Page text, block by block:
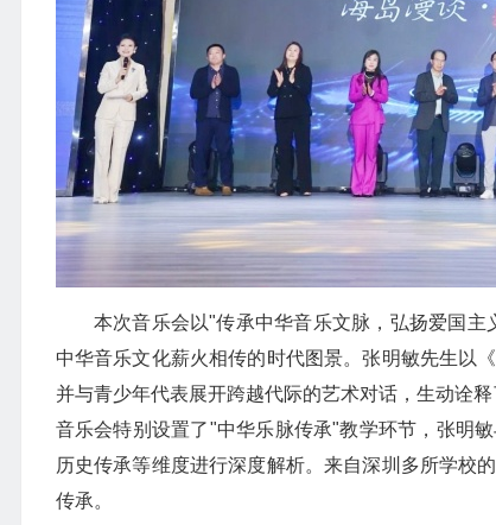
本次音乐会以"传承中华音乐文脉，弘扬爱国
中华音乐文化薪火相传的时代图景。张明敏先生以
并与青少年代表展开跨越代际的艺术对话，生动诠
音乐会特别设置了"中华乐脉传承"教学环节，张明
历史传承等维度进行深度解析。来自深圳多所学校
传承。